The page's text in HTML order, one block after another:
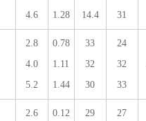
4.6
1.28
14.4
31
2.8
4.0
5.2
0.78
1.11
1.44
33
32
30
24
32
33
2.6
0.12
29
27